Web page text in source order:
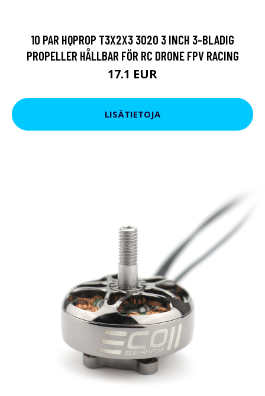
10 PAR HQPROP T3X2X3 3020 3 INCH 3-BLADIG
PROPELLER HÅLLBAR FÖR RC DRONE FPV RACING
17.1 EUR
LISÄTIETOJA